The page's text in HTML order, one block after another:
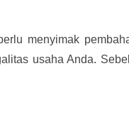
menyimak
usaha Anda.